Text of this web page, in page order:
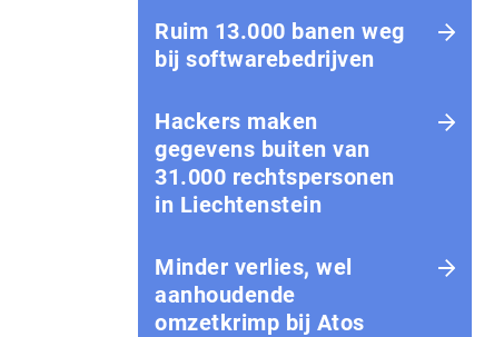
Ruim 13.000 banen weg
bij softwarebedrijven
Hackers maken
gegevens buiten van
31.000 rechtspersonen
in Liechtenstein
Minder verlies, wel
aanhoudende
omzetkrimp bij Atos